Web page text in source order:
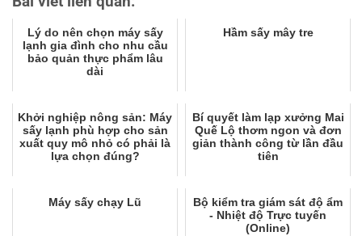
Lý do nên chọn máy sấy
lạnh gia đình cho nhu cầu
bảo quản thực phẩm lâu
dài
Hầm sấy mây tre
Khởi nghiệp nông sản: Máy
sấy lạnh phù hợp cho sản
xuất quy mô nhỏ có phải là
lựa chọn đúng?
Bí quyết làm lạp xưởng Mai
Quế Lộ thơm ngon và đơn
giản thành công từ lần đầu
tiên
Máy sấy chạy Lũ
Bộ kiểm tra giám sát độ ẩm
- Nhiệt độ Trực tuyến
(Online)